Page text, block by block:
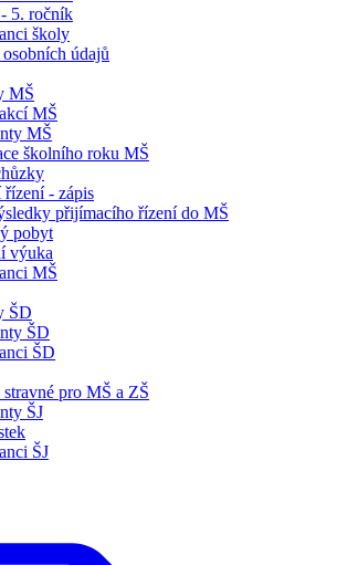
5. ročník
školy
údajů
MŠ
MŠ
MŠ
školního roku MŠ
- zápis
přijímacího řízení do MŠ
pobyt
výuka
MŠ
ŠD
ŠD
ŠD
stravné pro MŠ a ZŠ
ŠJ
ŠJ